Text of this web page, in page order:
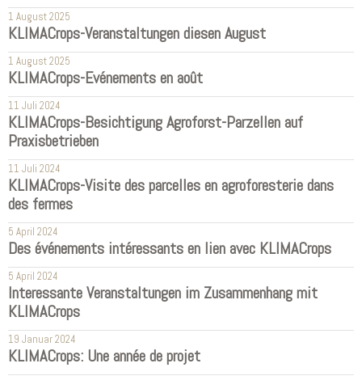
1 August 2025
KLIMACrops-Veranstaltungen diesen August
1 August 2025
KLIMACrops-Evénements en août
11 Juli 2024
KLIMACrops-Besichtigung Agroforst-Parzellen auf
Praxisbetrieben
11 Juli 2024
KLIMACrops-Visite des parcelles en agroforesterie dans
des fermes
5 April 2024
Des événements intéressants en lien avec KLIMACrops
5 April 2024
Interessante Veranstaltungen im Zusammenhang mit
KLIMACrops
19 Januar 2024
KLIMACrops: Une année de projet